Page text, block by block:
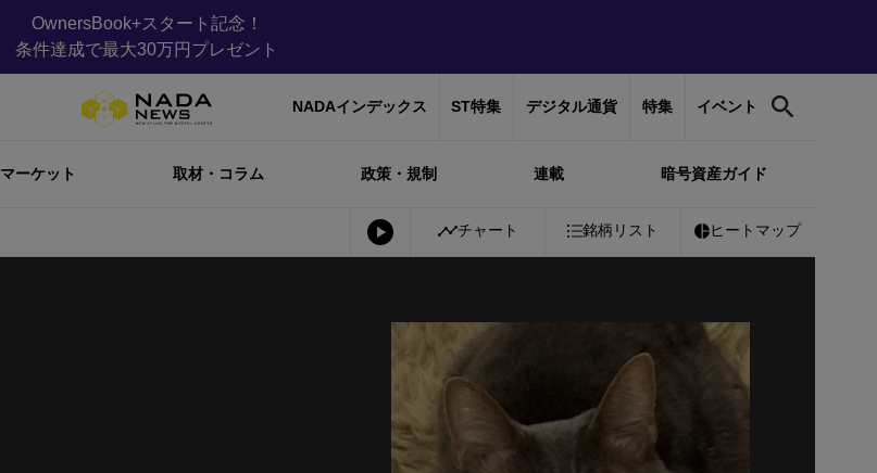
OwnersBook+スタート記念！
条件達成で最大30万円プレゼント
NADAインデックス ST特集 デジタル通貨 特集 イベント
マーケット 取材・コラム 政策・規制 連載 暗号資産ガイド
チャート 銘柄リスト ヒートマップ